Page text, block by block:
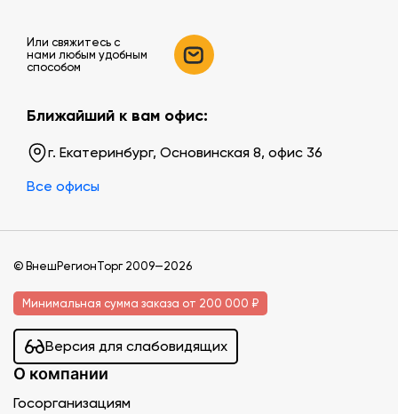
Или свяжитесь c
нами любым удобным
способом
Ближайший к вам офис:
г. Екатеринбург, Основинская 8, офис 36
Все офисы
© ВнешРегионТорг 2009—2026
Минимальная сумма заказа от 200 000 ₽
Версия для слабовидящих
О компании
Госорганизациям